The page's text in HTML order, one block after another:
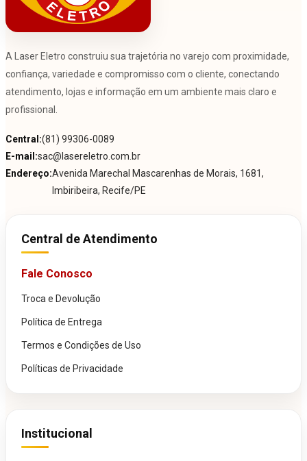
A Laser Eletro construiu sua trajetória no varejo com proximidade,
confiança, variedade e compromisso com o cliente, conectando
atendimento, lojas e informação em um ambiente mais claro e
profissional.
Central:(81) 99306-0089
E-mail:sac@lasereletro.com.br
Endereço:Avenida Marechal Mascarenhas de Morais, 1681,
Imbiribeira, Recife/PE
Central de Atendimento
Fale Conosco
Troca e Devolução
Política de Entrega
Termos e Condições de Uso
Políticas de Privacidade
Institucional